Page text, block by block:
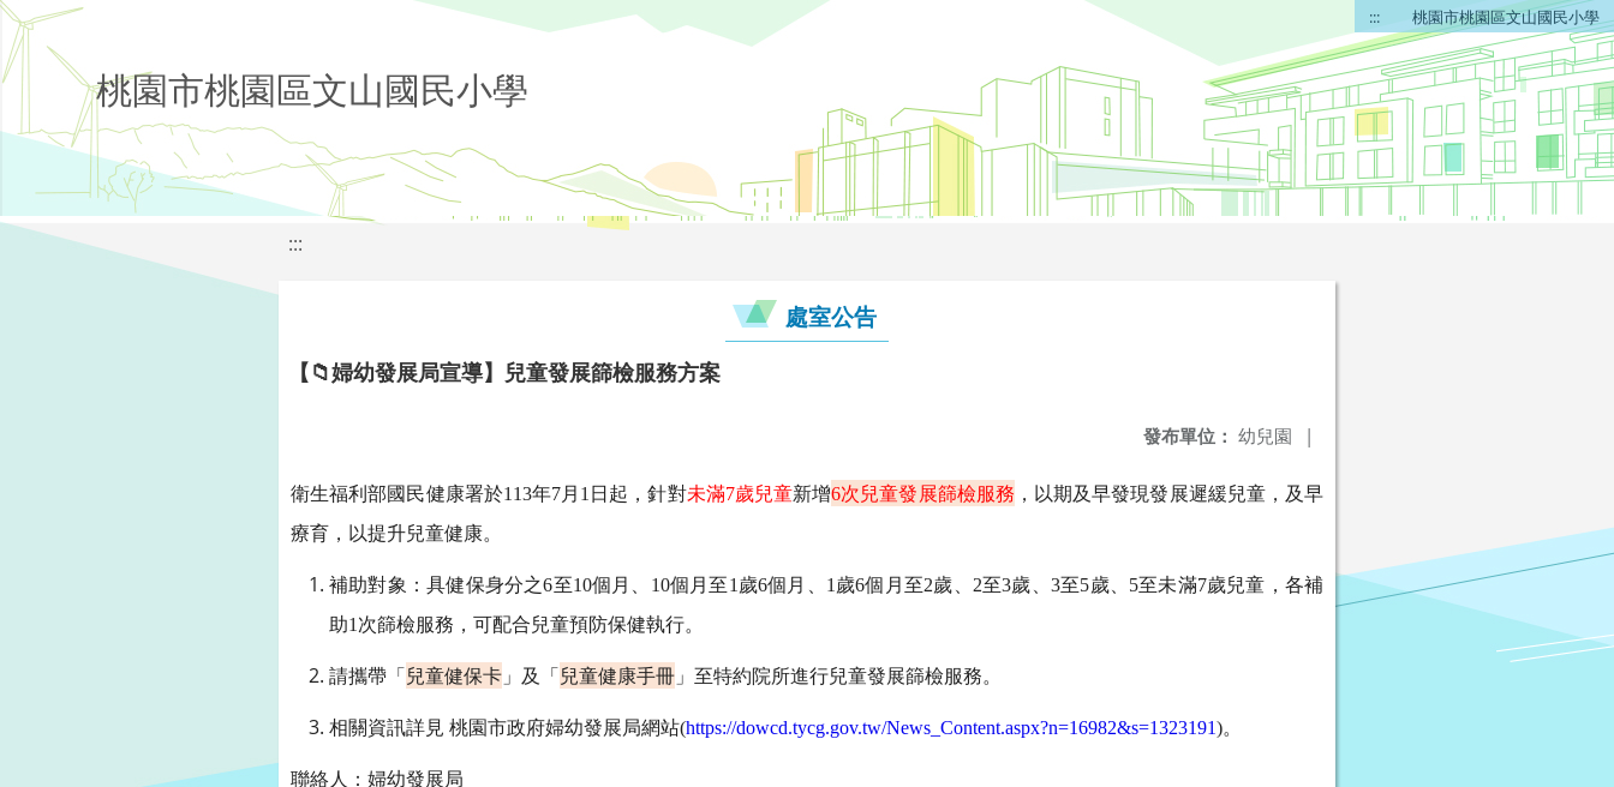
::: 桃園市桃園區文山國民小學
桃園市桃園區文山國民小學
:::
處室公告
【📁婦幼發展局宣導】兒童發展篩檢服務方案
發布單位： 幼兒園 |
衛生福利部國民健康署於113年7月 1 日起，針對未滿7歲兒童新增6次兒童發展篩檢服務 ，以期及早發現發展遲緩兒童，及早
療育，以提升兒童健康。
補助對象：具健保身分之6至10個月、 10個月至1 歲6個月、 1 歲6個月至2歲、 2至3歲、 3至5歲、 5至未滿7歲兒童，各補
助1 次篩檢服務，可配合兒童預防保健執行。
請攜帶「 兒童健保卡 」及「 兒童健康手冊 」至特約院所進行兒童發展篩檢服務。
相關資訊詳見 桃園市政府婦幼發展局網站(https://dowcd.tycg.gov.tw/News_Content.aspx?n=16982&s=1323191)。
聯絡人：婦幼發展局